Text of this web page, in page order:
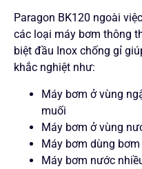
Paragon BK120 ngoài
các loại máy bơm thông
biệt đầu Inox chống gỉ
khắc nghiệt như:
Máy bơm ở vùng
muối
Máy bơm ở vùng
Máy bơm dùng
Máy bơm nước